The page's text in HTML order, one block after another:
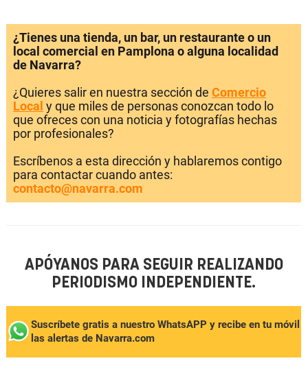
¿Tienes una tienda, un bar, un restaurante o un
local comercial en Pamplona o alguna localidad
de Navarra?
¿Quieres salir en nuestra sección de Comercio
Local y que miles de personas conozcan todo lo
que ofreces con una noticia y fotografías hechas
por profesionales?
Escríbenos a esta dirección y hablaremos contigo
para contactar cuando antes:
contacto@navarra.com
APÓYANOS PARA SEGUIR REALIZANDO
PERIODISMO INDEPENDIENTE.
Suscríbete gratis a nuestro WhatsAPP y recibe en tu móvil
las alertas de Navarra.com